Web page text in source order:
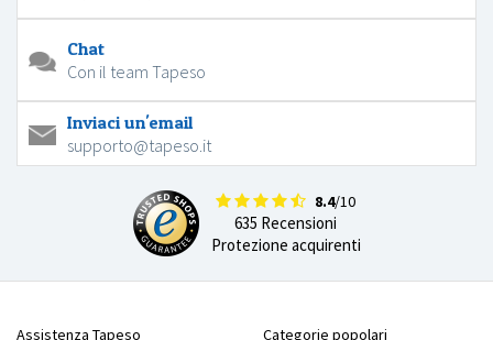
Chat
Con il team Tapeso
Inviaci un'email
supporto@tapeso.it
8.4/10
635 Recensioni
Protezione acquirenti
Assistenza Tapeso
Categorie popolari